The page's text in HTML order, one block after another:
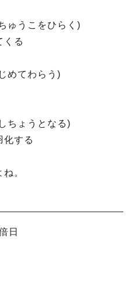
ゅうこをひらく)
くる
めてわらう)
ちょうとなる)
化する
。
日